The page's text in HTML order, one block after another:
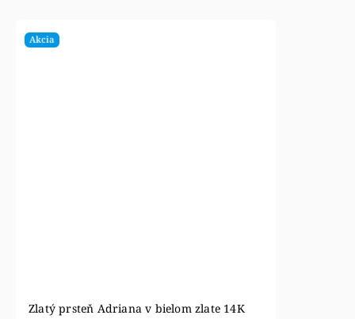
Akcia
Zlatý prsteň Adriana v bielom zlate 14K